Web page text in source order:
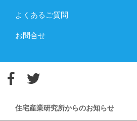
よくあるご質問
お問合せ
住宅産業研究所からのお知らせ